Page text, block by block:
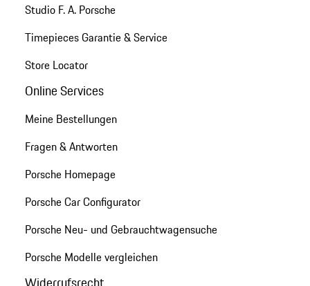
Studio F. A. Porsche
Timepieces Garantie & Service
Store Locator
Online Services
Meine Bestellungen
Fragen & Antworten
Porsche Homepage
Porsche Car Configurator
Porsche Neu- und Gebrauchtwagensuche
Porsche Modelle vergleichen